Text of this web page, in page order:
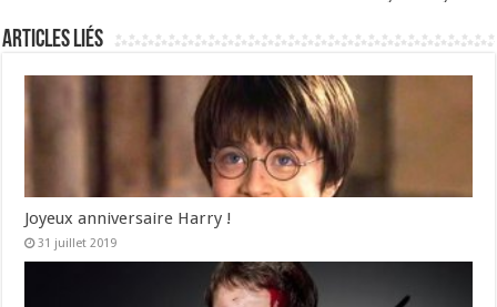
Articles liés
Joyeux anniversaire Harry !
31 juillet 2019